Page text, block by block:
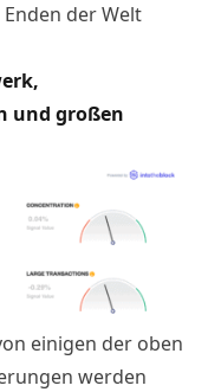
der Welt
und großen
einigen der oben
werden